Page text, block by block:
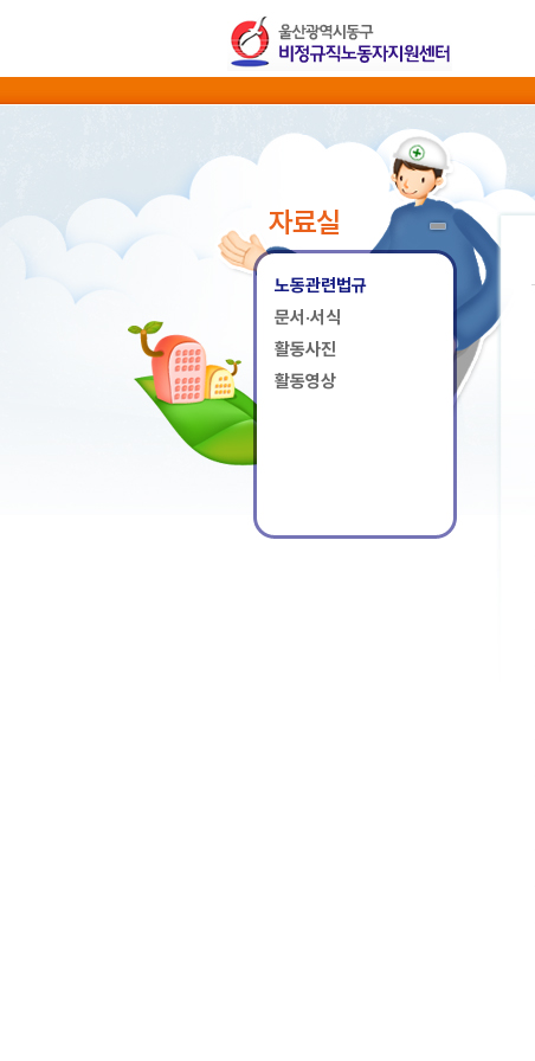
자료실
노동관련법규
문서·서식
활동사진
활동영상